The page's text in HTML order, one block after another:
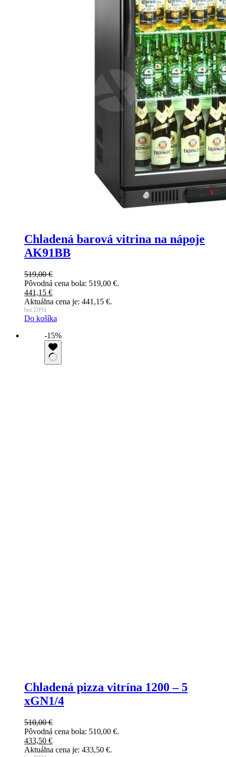
Chladená barová vitrina na nápoje
AK91BB
519,00€
Pôvodná cena bola: 519,00 €.
441,15 €
Aktuálna cena je: 441,15 €.
bez DPH
Do košíka
-15%
Chladená pizza vitrína 1200 – 5
xGN1/4
510,00€
Pôvodná cena bola: 510,00 €.
433,50 €
Aktuálna cena je: 433,50 €.